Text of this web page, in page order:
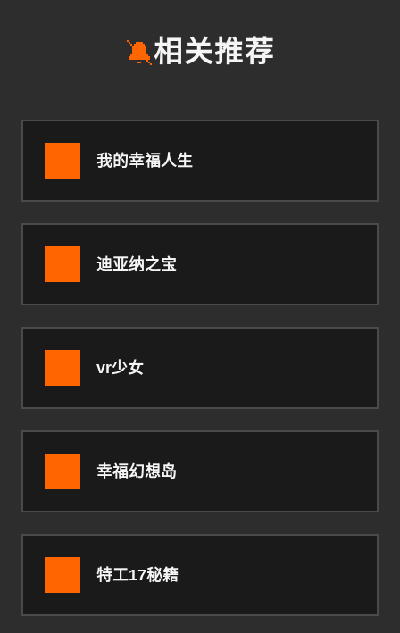
🔕相关推荐
我的幸福人生
迪亚纳之宝
vr少女
幸福幻想岛
特工17秘籍